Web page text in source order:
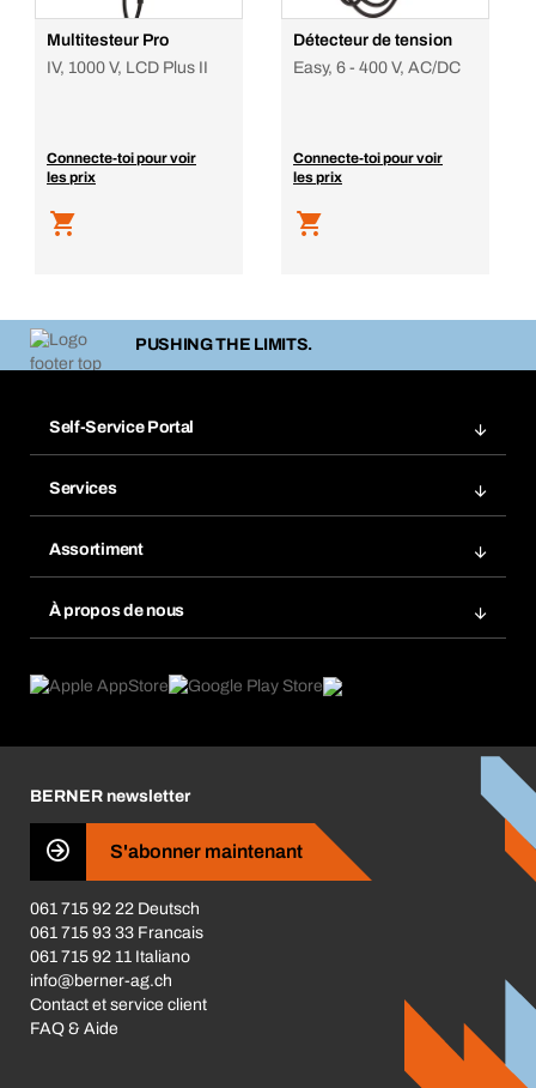
Multitesteur Pro
IV, 1000 V, LCD Plus II
Connecte-toi pour voir
les prix
Détecteur de tension
Easy, 6 - 400 V, AC/DC
Connecte-toi pour voir
les prix
PUSHING THE LIMITS.
Self-Service Portal
Favoris
Réassort
Abonnement
Services
Base données produits chimiques
eProcurement
Guides de choix
Assortiment
À propos de nous
Ce qui nous motive
Les magasins BERNER
Business Conduct
BERNER newsletter
S'abonner maintenant
061 715 92 22 Deutsch
061 715 93 33 Francais
061 715 92 11 Italiano
info@berner-ag.ch
Contact et service client
FAQ & Aide